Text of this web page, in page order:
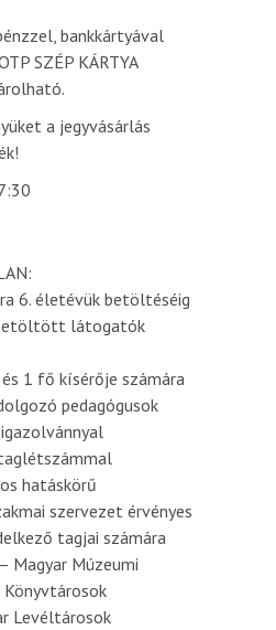
bankkártyával
SZÉP KÁRTYA
a jegyvásárlás
6. életévük betöltéséig
látogatók
1 fő kísérője számára
pedagógusok
hatáskörű
szervezet érvényes
tagjai számára
Magyar Múzeumi
Könyvtárosok
Levéltárosok